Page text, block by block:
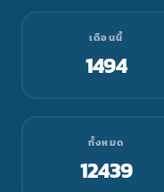
เดือนนี้
1494
ทั้งหมด
12439